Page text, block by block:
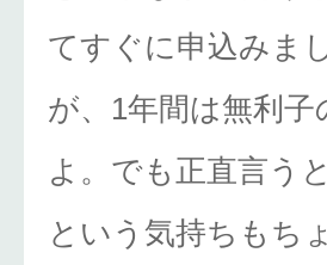
てすぐに申込みま
が、1年間は無利
よ。でも正直言う
という気持ちもち